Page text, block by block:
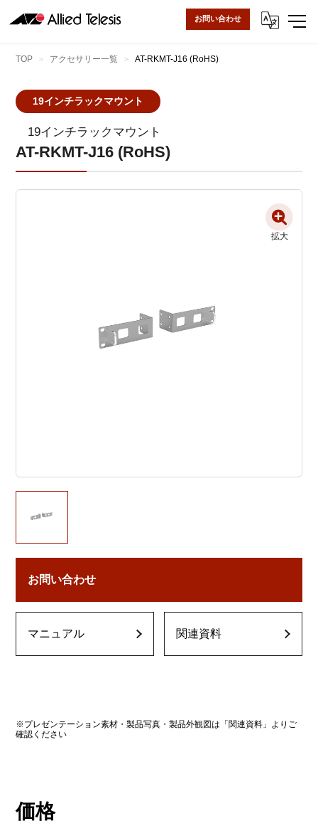
お問い合わせ
TOP アクセサリー一覧 AT-RKMT-J16 (RoHS)
19インチラックマウント
AT-RKMT-J16 (RoHS)
19インチラックマウント
拡大
お問い合わせ
マニュアル 関連資料
※プレゼンテーション素材・製品写真・製品外観図は「関連資料」よりご
確認ください
価格